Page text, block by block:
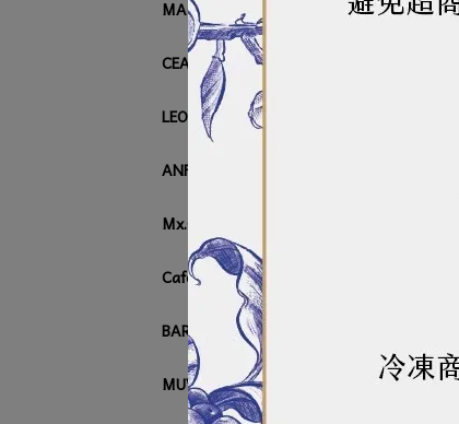
MACAP
CEADO
LEON
ANFIM
Mx.COOL
Cafetto 咖啡清潔用品
BARISTA IMPROVING TASTE
MUVNA 咖啡配件系列